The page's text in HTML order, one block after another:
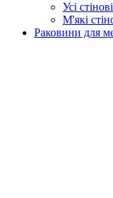
Усі
М'які
Раковини для